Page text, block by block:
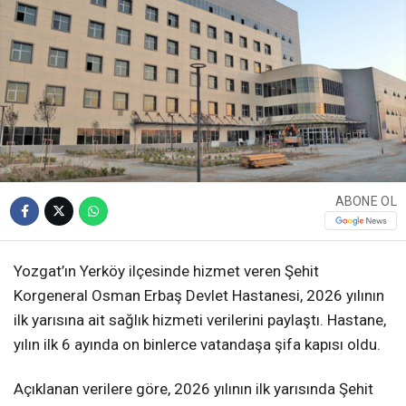
ABONE OL
Yozgat’ın Yerköy ilçesinde hizmet veren Şehit
Korgeneral Osman Erbaş Devlet Hastanesi, 2026 yılının
ilk yarısına ait sağlık hizmeti verilerini paylaştı. Hastane,
yılın ilk 6 ayında on binlerce vatandaşa şifa kapısı oldu.
Açıklanan verilere göre, 2026 yılının ilk yarısında Şehit